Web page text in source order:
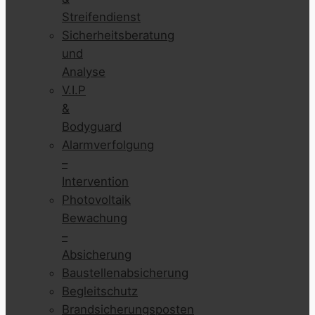
Streifendienst
Sicherheitsberatung
und
Analyse
V.I.P
&
Bodyguard
Alarmverfolgung
–
Intervention
Photovoltaik
Bewachung
–
Absicherung
Baustellenabsicherung
Begleitschutz
Brandsicherungsposten